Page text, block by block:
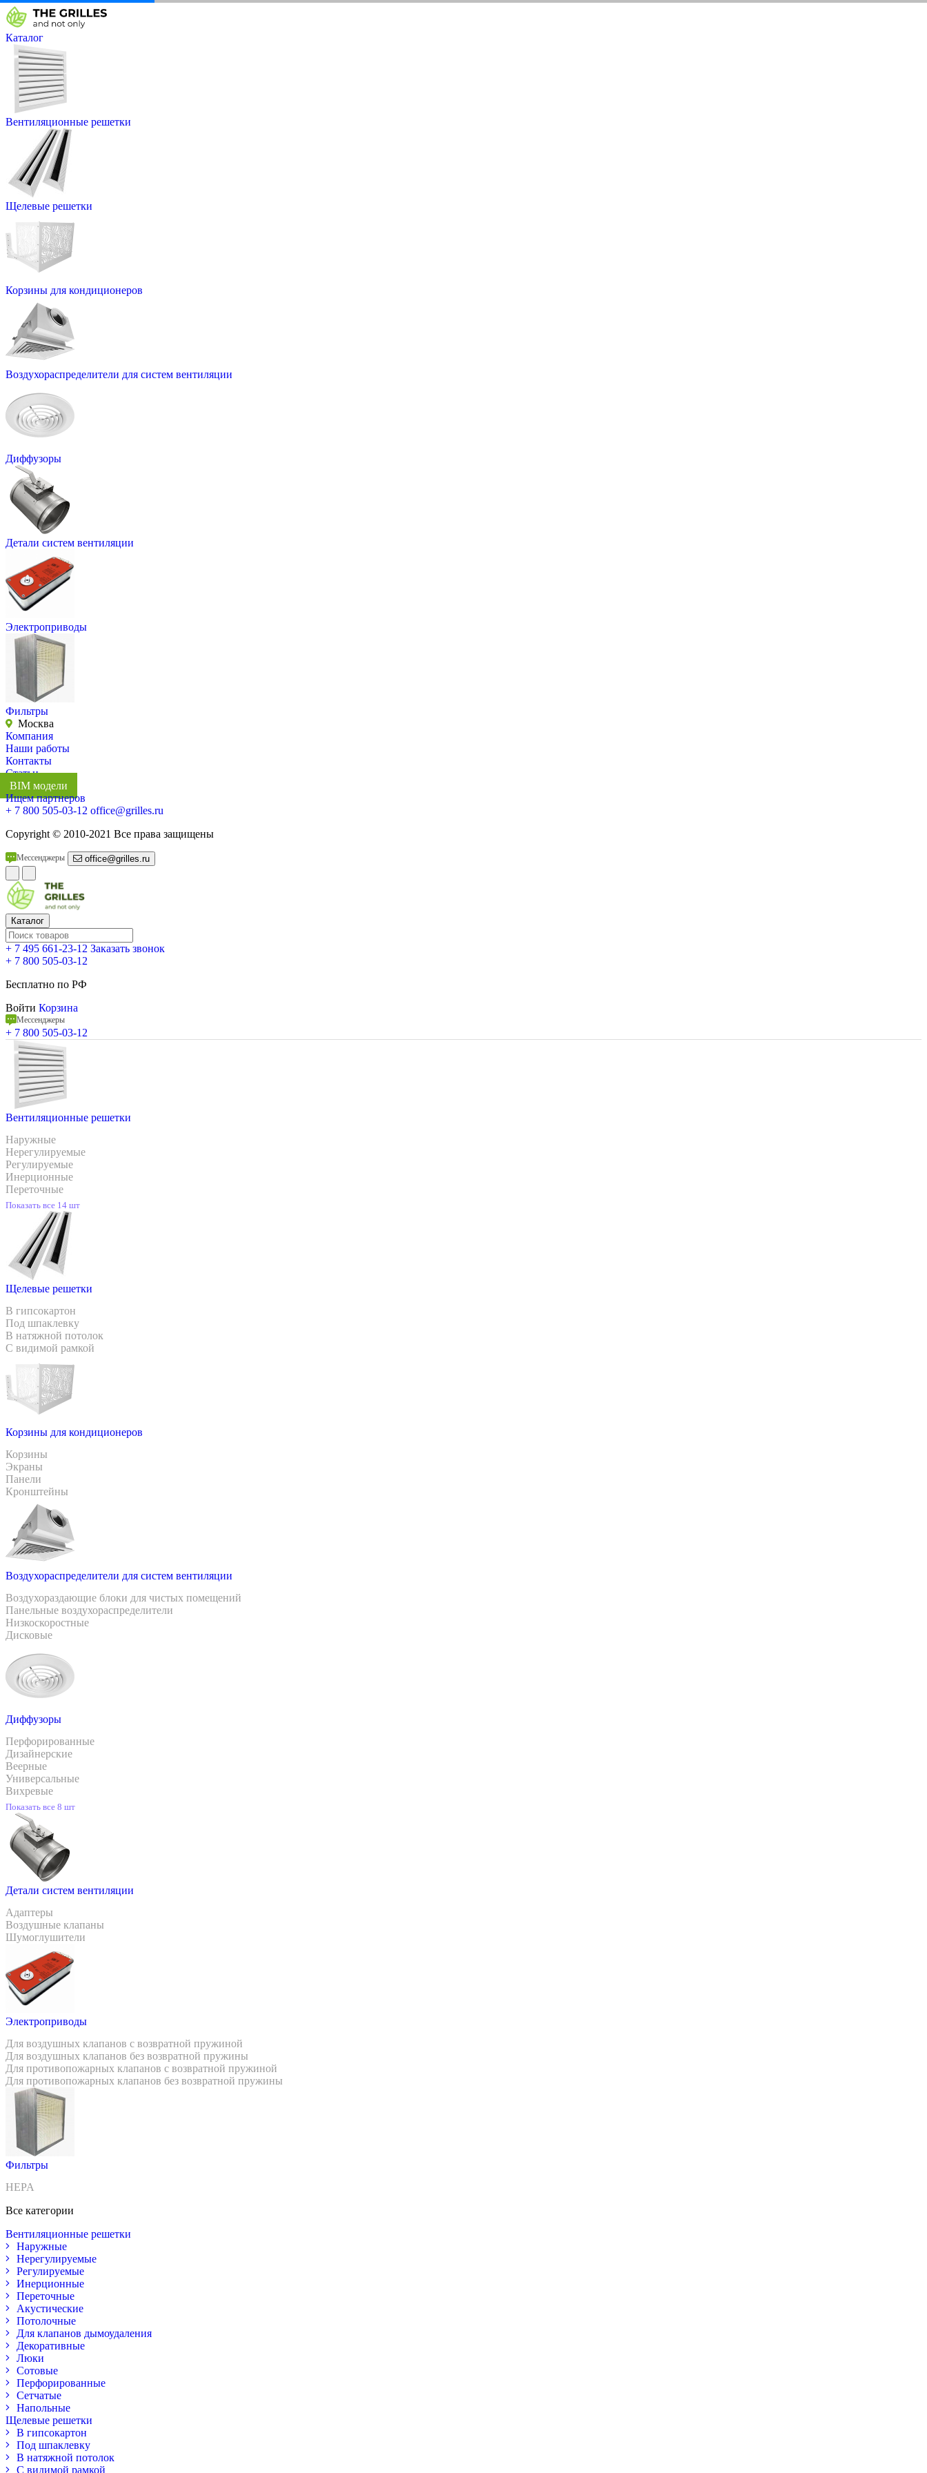
Каталог
Вентиляционные решетки
Щелевые решетки
Корзины для кондиционеров
Воздухораспределители для систем вентиляции
Диффузоры
Детали систем вентиляции
Электроприводы
Фильтры
Москва
Компания
Наши работы
Контакты
Статьи
BIM модели
Ищем партнеров
+ 7 800 505-03-12 office@grilles.ru
Copyright © 2010-2021 Все права защищены
Мессенджеры office@grilles.ru
Каталог
+ 7 495 661-23-12 Заказать звонок
+ 7 800 505-03-12
Бесплатно по РФ
Войти Корзина
Мессенджеры
+ 7 800 505-03-12
Вентиляционные решетки
Наружные
Нерегулируемые
Регулируемые
Инерционные
Переточные
Показать все 14 шт
Щелевые решетки
В гипсокартон
Под шпаклевку
В натяжной потолок
С видимой рамкой
Корзины для кондиционеров
Корзины
Экраны
Панели
Кронштейны
Воздухораспределители для систем вентиляции
Воздухораздающие блоки для чистых помещений
Панельные воздухораспределители
Низкоскоростные
Дисковые
Диффузоры
Перфорированные
Дизайнерские
Веерные
Универсальные
Вихревые
Показать все 8 шт
Детали систем вентиляции
Адаптеры
Воздушные клапаны
Шумоглушители
Электроприводы
Для воздушных клапанов с возвратной пружиной
Для воздушных клапанов без возвратной пружины
Для противопожарных клапанов с возвратной пружиной
Для противопожарных клапанов без возвратной пружины
Фильтры
HEPA
Все категории
Вентиляционные решетки
Наружные
Нерегулируемые
Регулируемые
Инерционные
Переточные
Акустические
Потолочные
Для клапанов дымоудаления
Декоративные
Люки
Сотовые
Перфорированные
Сетчатые
Напольные
Щелевые решетки
В гипсокартон
Под шпаклевку
В натяжной потолок
С видимой рамкой